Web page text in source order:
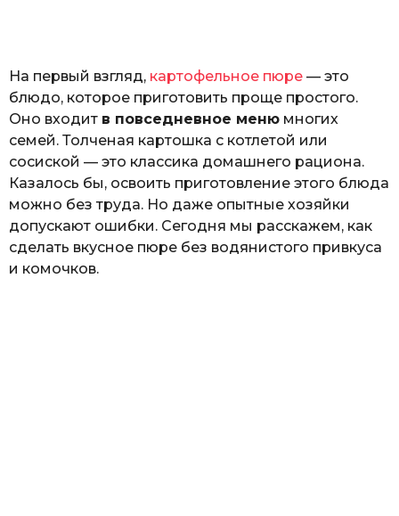
р
к
а
л
ю
к
На первый взгляд, картофельное пюре — это
блюдо, которое приготовить проще простого.
Оно входит в повседневное меню многих
семей. Толченая картошка с котлетой или
сосиской — это классика домашнего рациона.
Казалось бы, освоить приготовление этого блюда
можно без труда. Но даже опытные хозяйки
допускают ошибки. Сегодня мы расскажем, как
сделать вкусное пюре без водянистого привкуса
и комочков.